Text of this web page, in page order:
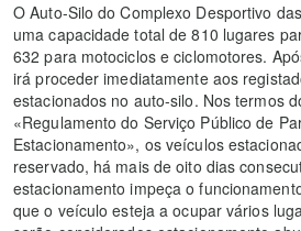
O Auto-Silo do Complexo Desportivo
uma capacidade total de 810 lugares
632 para motociclos e ciclomotores.
irá proceder imediatamente aos
estacionados no auto-silo. Nos termos
«Regulamento do Serviço Público de
Estacionamento», os veículos
reservado, há mais de oito dias
estacionamento impeça o
que o veículo esteja a ocupar vários